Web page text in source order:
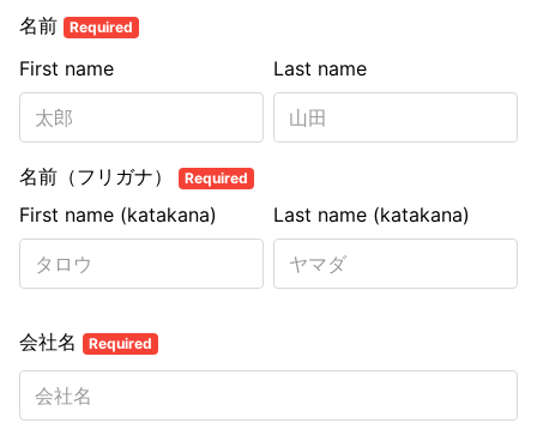
名前 Required
Last name
First name
名前（フリガナ） Required
Last name (katakana)
First name (katakana)
会社名 Required